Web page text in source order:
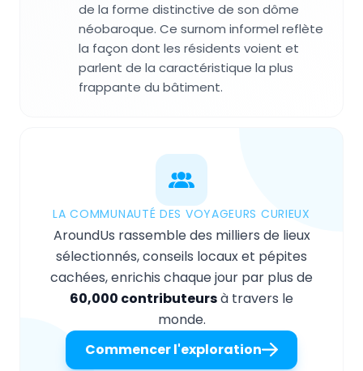
de la forme distinctive de son dôme
néobaroque. Ce surnom informel reflète
la façon dont les résidents voient et
parlent de la caractéristique la plus
frappante du bâtiment.
LA COMMUNAUTÉ DES VOYAGEURS CURIEUX
AroundUs rassemble des milliers de lieux
sélectionnés, conseils locaux et pépites
cachées, enrichis chaque jour par plus de
60,000 contributeursà travers le
monde.
Commencer l'exploration